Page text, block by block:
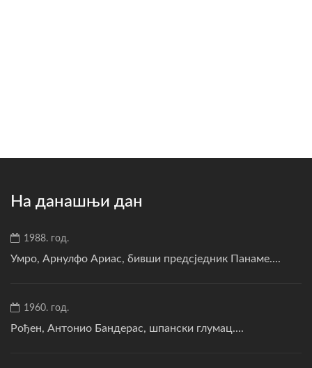
На данашњи дан
1988. год.
Умро, Арнулфо Ариас, бивши предсједник Панаме....
1960. год.
Рођен, Антонио Бандерас, шпански глумац....